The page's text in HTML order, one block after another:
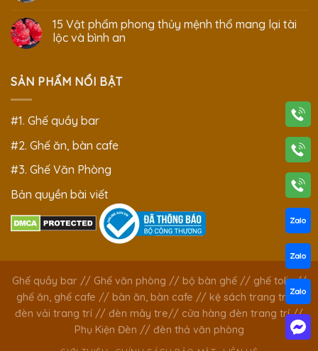
15 Vật phẩm phong thủy mệnh thổ mang lại tài
lộc và bình an
SẢN PHẨM NỔI BẬT
#1. Ghế quầy bar
#2. Ghế ăn, bàn cafe
#3. Ghế Văn Phòng
Bản quyền bài viết
Ghế quầy bar// Ghế văn phòng // bộ bàn ghế// ghế tolix//
ghế ăn, ghế cafe // bàn ăn, bàn cafe // kệ sách trang trí //
đèn vải trang trí // đèn mây tre// cửa hàng đèn trang trí//
Phụ Kiện Đèn // đèn thả văn phòng